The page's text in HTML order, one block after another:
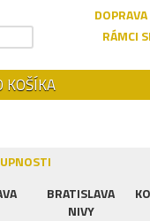
RÁMCI
KOŠÍKA
BRATISLAVA
NIVY